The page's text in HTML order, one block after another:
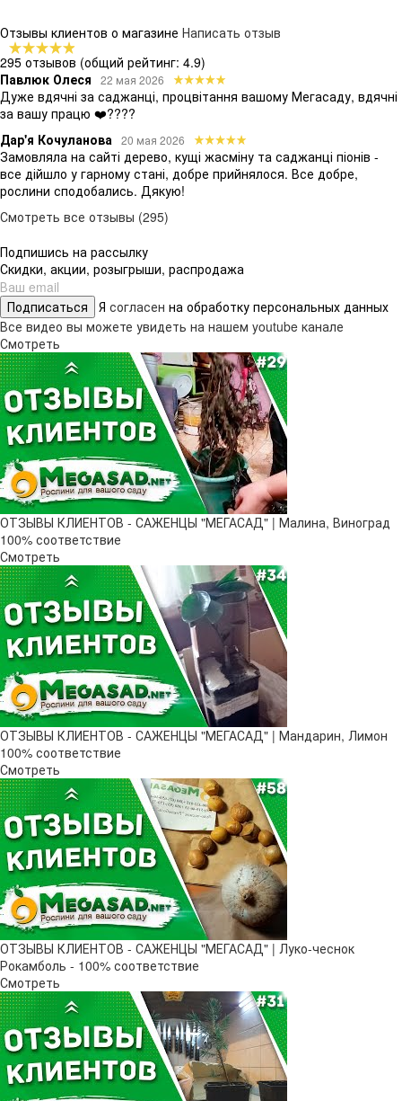
Отзывы клиентов о магазине Написать отзыв
295 отзывов (общий рейтинг: 4.9)
Павлюк Олеся
22 мая 2026
Дуже вдячні за саджанці, процвітання вашому Мегасаду, вдячні
за вашу працю ❤️????
Дар'я Кочуланова 20 мая 2026
Замовляла на сайті дерево, кущі жасміну та саджанці піонів -
все дійшло у гарному стані, добре прийнялося. Все добре,
рослини сподобались. Дякую!
Смотреть все отзывы (295)
Подпишись на рассылку
Скидки, акции, розыгрыши, распродажа
Подписаться Я согласен на обработку персональных данных
Все видео вы можете увидеть на нашем youtube канале
Смотреть
ОТЗЫВЫ КЛИЕНТОВ - САЖЕНЦЫ "МЕГАСАД" | Малина, Виноград
100% соответствие
Смотреть
ОТЗЫВЫ КЛИЕНТОВ - САЖЕНЦЫ "МЕГАСАД" | Мандарин, Лимон
100% соответствие
Смотреть
ОТЗЫВЫ КЛИЕНТОВ - САЖЕНЦЫ "МЕГАСАД" | Луко-чеснок
Рокамболь - 100% соответствие
Смотреть